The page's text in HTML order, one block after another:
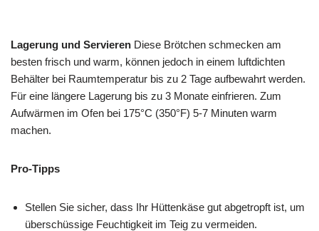
Lagerung und Servieren Diese Brötchen schmecken am
besten frisch und warm, können jedoch in einem luftdichten
Behälter bei Raumtemperatur bis zu 2 Tage aufbewahrt werden.
Für eine längere Lagerung bis zu 3 Monate einfrieren. Zum
Aufwärmen im Ofen bei 175°C (350°F) 5-7 Minuten warm
machen.
Pro-Tipps
Stellen Sie sicher, dass Ihr Hüttenkäse gut abgetropft ist, um
überschüssige Feuchtigkeit im Teig zu vermeiden.